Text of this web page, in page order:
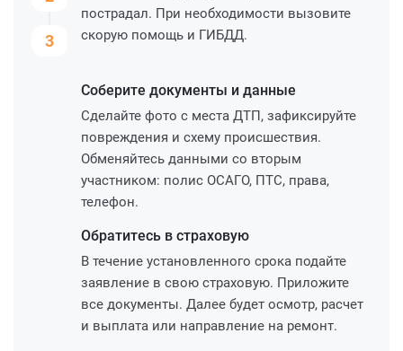
3
пострадал. При необходимости вызовите
скорую помощь и ГИБДД.
Соберите документы и данные
Сделайте фото с места ДТП, зафиксируйте
повреждения и схему происшествия.
Обменяйтесь данными со вторым
участником: полис ОСАГО, ПТС, права,
телефон.
Обратитесь в страховую
В течение установленного срока подайте
заявление в свою страховую. Приложите
все документы. Далее будет осмотр, расчет
и выплата или направление на ремонт.